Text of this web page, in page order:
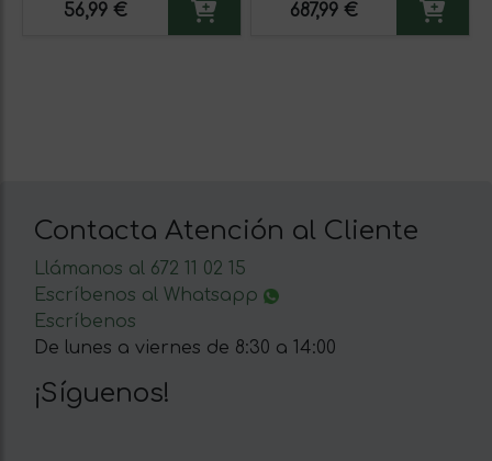
56,99 € 687,99 €
Contacta Atención al Cliente
Llámanos al 672 11 02 15
Escríbenos al Whatsapp
Escríbenos
De lunes a viernes de 8:30 a 14:00
¡Síguenos!